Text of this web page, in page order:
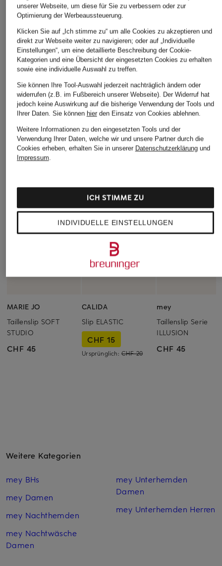
ÄHNLICHE ARTIKEL ENTDECKEN
MARIE JO
Taillenslip SOFT
STUDIO
CHF 45
CALIDA
Slip ELASTIC
CHF 15
Ursprünglich: CHF 20
mey
Taillenslip Serie
ILLUSION
CHF 45
Weitere Kategorien
mey BHs
mey Damen
mey Nachthemden
mey Nachtwäsche
Damen
mey Unterhemden
Damen
mey Unterhemden Herren
unserer Webseite, um diese für Sie zu verbessern oder zur
Optimierung der Werbeaussteuerung.
Klicken Sie auf „Ich stimme zu“ um alle Cookies zu akzeptieren und
direkt zur Webseite weiter zu navigieren; oder auf „Individuelle
Einstellungen“, um eine detaillierte Beschreibung der Cookie-
Kategorien und eine Übersicht der eingesetzten Cookies zu erhalten
sowie eine individuelle Auswahl zu treffen.
Sie können Ihre Tool-Auswahl jederzeit nachträglich ändern oder
widerrufen (z.B. im Fußbereich unserer Webseite). Der Widerruf hat
jedoch keine Auswirkung auf die bisherige Verwendung der Tools und
Ihrer Daten. Sie können hierden Einsatz von Cookies ablehnen.
Weitere Informationen zu den eingesetzten Tools und der
Verwendung Ihrer Daten, welche wir und unsere Partner durch die
Cookies erheben, erhalten Sie in unserer Datenschutzerklärungund
Impressum.
INDIVIDUELLE EINSTELLUNGEN
ICH STIMME ZU